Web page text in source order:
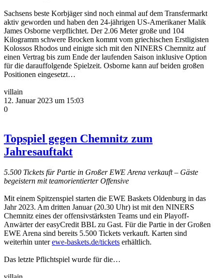
Sachsens beste Korbjäger sind noch einmal auf dem Transfermarkt
aktiv geworden und haben den 24-jährigen US-Amerikaner Malik
James Osborne verpflichtet. Der 2.06 Meter große und 104
Kilogramm schwere Brocken kommt vom griechischen Erstligisten
Kolossos Rhodos und einigte sich mit den NINERS Chemnitz auf
einen Vertrag bis zum Ende der laufenden Saison inklusive Option
für die darauffolgende Spielzeit. Osborne kann auf beiden großen
Positionen eingesetzt…
villain
12. Januar 2023 um 15:03
0
Topspiel gegen Chemnitz zum
Jahresauftakt
5.500 Tickets für Partie in Großer EWE Arena verkauft – Gäste
begeistern mit teamorientierter Offensive
Mit einem Spitzenspiel starten die EWE Baskets Oldenburg in das
Jahr 2023. Am dritten Januar (20.30 Uhr) ist mit den NINERS
Chemnitz eines der offensivstärksten Teams und ein Playoff-
Anwärter der easyCredit BBL zu Gast. Für die Partie in der Großen
EWE Arena sind bereits 5.500 Tickets verkauft. Karten sind
weiterhin unterewe-baskets.de/tickets erhältlich.
Das letzte Pflichtspiel wurde für die…